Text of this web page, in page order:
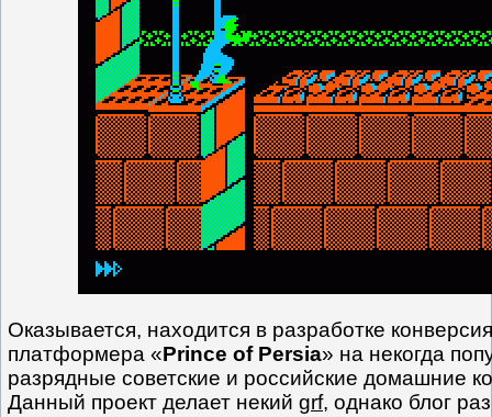
Оказывается, находится в разработке
платформера «Prince of Persia» на некогда
разрядные советские и российские домашние
Данный проект делает некий grf, однако блог